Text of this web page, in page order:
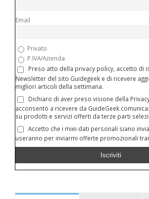
Email
Privato
P.IVA/Azienda
Preso atto della privacy policy, accetto di
Newsletter del sito Guidegeek e di ricevere
migliori articoli della settimana.
Dichiaro di aver preso visione della
acconsento a ricevere da GuideGeek
su prodotti e servizi offerti da terze parti
Accetto che i miei dati personali siano
useranno per inviarmi offerte promozionali